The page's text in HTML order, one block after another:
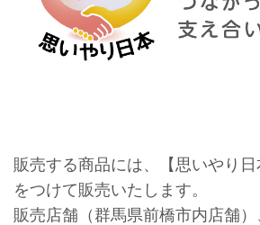
販売する商品には、【思いやり
をつけて販売いたします。
販売店舗（群馬県前橋市内店舗